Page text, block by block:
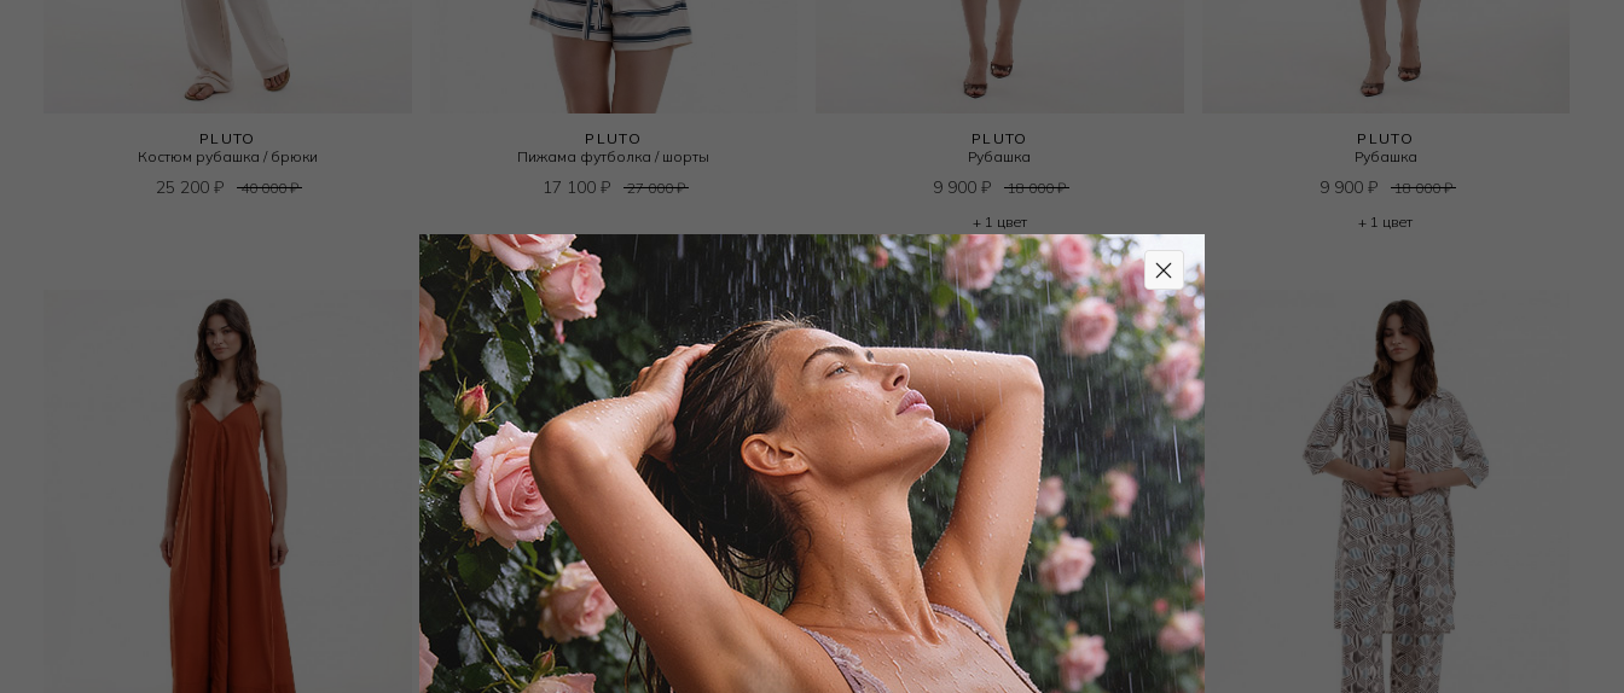
PLUTO
Костюм рубашка / брюки
25 200₽ 40 000₽
PLUTO
Пижама футболка / шорты
17 100 ₽ 27 000₽
PLUTO
Рубашка
9 900₽ 18 000₽
+ 1 цвет
PLUTO
Рубашка
9 900 ₽ 18 000₽
+ 1 цвет